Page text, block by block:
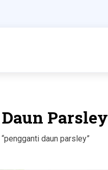
Parsley
daun parsley”